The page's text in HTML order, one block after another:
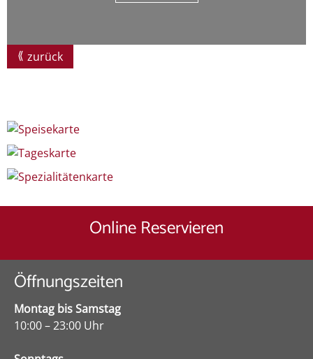
zurück
Spezialitätenkarte
Online Reservieren
Öffnungszeiten
Montag bis Samstag
10:00 – 23:00 Uhr